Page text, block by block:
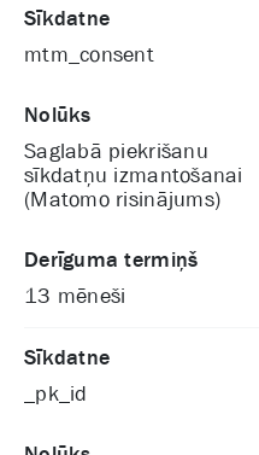
Sīkdatne
mtm_consent
Nolūks
Saglabā piekrišanu
sīkdatņu izmantošanai
(Matomo risinājums)
Derīguma termiņš
13 mēneši
Sīkdatne
_pk_id